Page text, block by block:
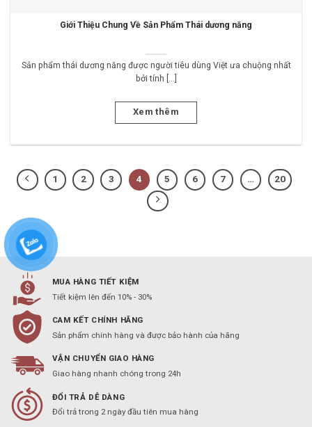
Giới Thiệu Chung Về Sản Phẩm Thái dương năng
Sản phẩm thái dương năng được người tiêu dùng Việt ưa chuộng nhất
bởi tính [...]
Xem thêm
1 2 3 4 5 6 7 … 20
MUA HÀNG TIẾT KIỆM
Tiết kiệm lên đến 10% - 30%
CAM KẾT CHÍNH HÃNG
Sản phẩm chính hàng và được bảo hành của hãng
VẬN CHUYỂN GIAO HÀNG
Giao hàng nhanh chóng trong 24h
ĐỔI TRẢ DỄ DÀNG
Đổi trả trong 2 ngày đầu tiên mua hàng